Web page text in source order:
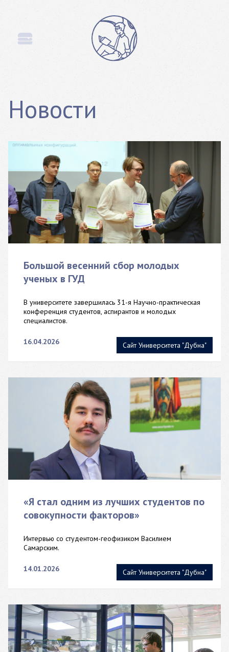
Новости
Сайт Университета "Дубна"
Большой весенний сбор молодых
ученых в ГУД
В университете завершилась 31-я Научно-практическая
конференция студентов, аспирантов и молодых
специалистов.
16.04.2026
Сайт Университета "Дубна"
«Я стал одним из лучших студентов по
совокупности факторов»
Интервью со студентом-геофизиком Василием
Самарским.
14.01.2026